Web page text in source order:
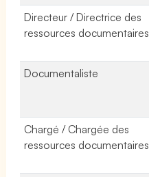
Directeur / Directrice des
ressources documentaires
Documentaliste
Chargé / Chargée des
ressources documentaires